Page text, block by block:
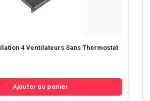
4 Ventilateurs Sans Thermostat
Ajouter au panier